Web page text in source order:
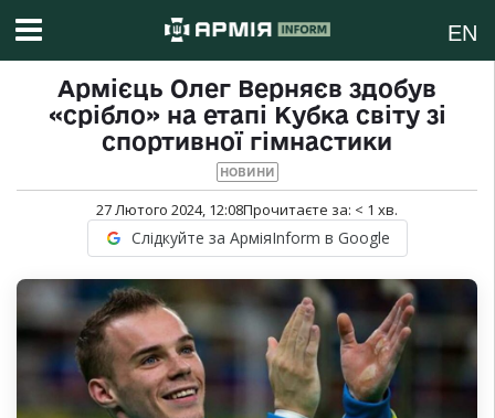
EN
Армієць Олег Верняєв здобув
«срібло» на етапі Кубка світу зі
спортивної гімнастики
НОВИНИ
27 Лютого 2024, 12:08Прочитаєте за: < 1 хв.
Слідкуйте за АрміяInform в Google